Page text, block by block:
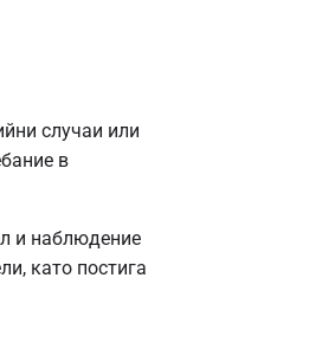
случаи или
в
и наблюдение
като постига